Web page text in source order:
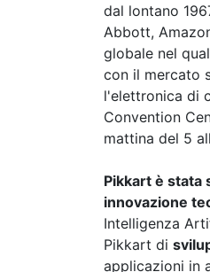
dal lontano
Abbott,
globale nel
con il mercato
l'elettronica di
Convention
mattina del 5
Pikkart è stata
innovazione
Intelligenza
Pikkart di
applicazioni in